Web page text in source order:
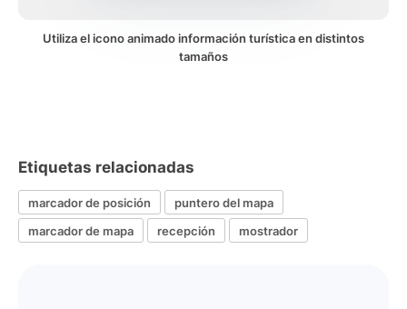
Utiliza el icono animado información turística en distintos
tamaños
Etiquetas relacionadas
marcador de posición
puntero del mapa
marcador de mapa
recepción mostrador